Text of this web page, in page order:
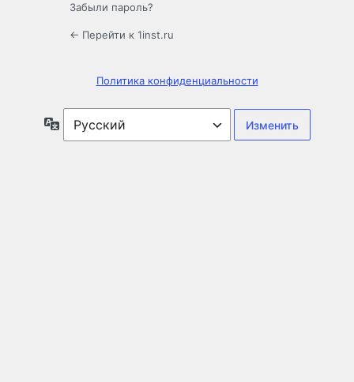
Забыли пароль?
← Перейти к 1inst.ru
Политика конфиденциальности
Язык